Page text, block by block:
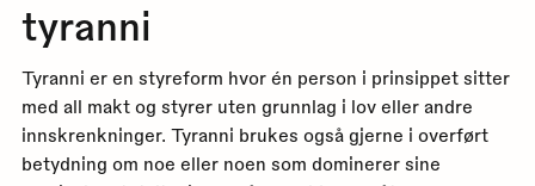
tyranni
Tyranni er en styreform hvor én person i prinsippet sitter
med all makt og styrer uten grunnlag i lov eller andre
innskrenkninger. Tyranni brukes også gjerne i overført
betydning om noe eller noen som dominerer sine